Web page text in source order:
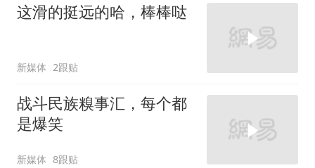
这滑的挺远的哈，棒棒哒
新媒体 2跟贴
战斗民族糗事汇，每个都
是爆笑
新媒体 8跟贴